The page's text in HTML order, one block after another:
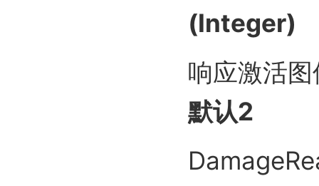
(Integer)
响应激活
默认2